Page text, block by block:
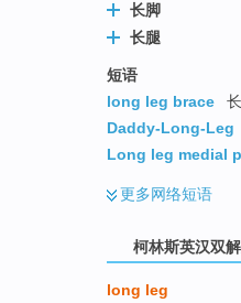
长脚
长腿
短语
long leg brace
Daddy-Long-Leg
Long leg medial
更多网络短语
柯林斯英汉双
long leg